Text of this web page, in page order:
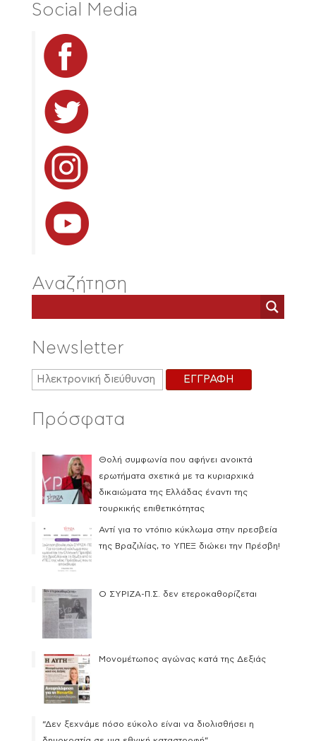
Social Media
Αναζήτηση
Newsletter
Πρόσφατα
Θολή συμφωνία που αφήνει ανοικτά
ερωτήματα σχετικά με τα κυριαρχικά
δικαιώματα της Ελλάδας έναντι της
τουρκικής επιθετικότητας
Αντί για το ντόπιο κύκλωμα στην πρεσβεία
της Βραζιλίας, το ΥΠΕΞ διώκει την Πρέσβη!
Ο ΣΥΡΙΖΑ-Π.Σ. δεν ετεροκαθορίζεται
Μονομέτωπος αγώνας κατά της Δεξιάς
“Δεν ξεχνάμε πόσο εύκολο είναι να διολισθήσει η